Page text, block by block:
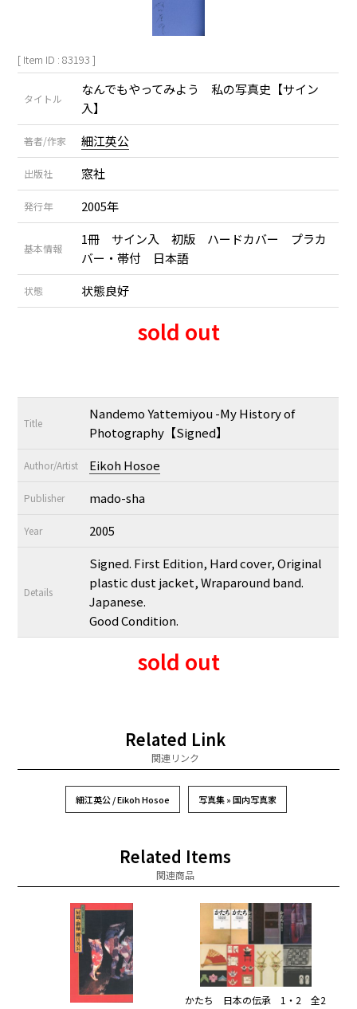
[ Item ID : 83193 ]
タイトル
なんでもやってみよう 私の写真史【サイン
入】
著者/作家 細江英公
出版社 窓社
発行年 2005年
基本情報
1冊 サイン入 初版 ハードカバー プラカ
バー・帯付 日本語
状態 状態良好
sold out
Title
Nandemo Yattemiyou -My History of
Photography【Signed】
Author/Artist Eikoh Hosoe
Publisher mado-sha
Year 2005
Details
Signed. First Edition, Hard cover, Original
plastic dust jacket, Wraparound band.
Japanese.
Good Condition.
sold out
Related Link
関連リンク
細江英公 / Eikoh Hosoe 写真集 » 国内写真家
Related Items
関連商品
かたち 日本の伝承 1・2 全2